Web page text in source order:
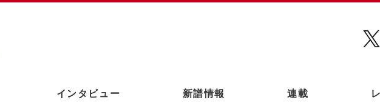
インタビュー 新譜情報 連載